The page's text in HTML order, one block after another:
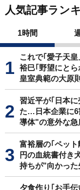
人気記事ラン
1時間
これで｢愛子天
裕巳｢野望にと
皇室典範の大原
習近平が｢日本
た…日本企業に6
導体"の意外な急
富裕層の｢ペッ
円の血統書付き
持ちが"向かった
夕食作り｢お手